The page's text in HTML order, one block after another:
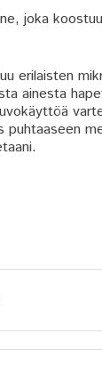
joka
erilaisten
ainesta
puhtaaseen